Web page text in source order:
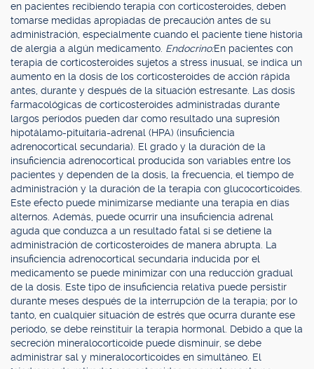
en pacientes recibiendo terapia con corticosteroides, deben
tomarse medidas apropiadas de precaución antes de su
administración, especialmente cuando el paciente tiene historia
de alergia a algún medicamento. Endocrino:En pacientes con
terapia de corticosteroides sujetos a stress inusual, se indica un
aumento en la dosis de los corticosteroides de acción rápida
antes, durante y después de la situación estresante. Las dosis
farmacológicas de corticosteroides administradas durante
largos períodos pueden dar como resultado una supresión
hipotálamo-pituitaria-adrenal (HPA) (insuficiencia
adrenocortical secundaria). El grado y la duración de la
insuficiencia adrenocortical producida son variables entre los
pacientes y dependen de la dosis, la frecuencia, el tiempo de
administración y la duración de la terapia con glucocorticoides.
Este efecto puede minimizarse mediante una terapia en días
alternos. Además, puede ocurrir una insuficiencia adrenal
aguda que conduzca a un resultado fatal si se detiene la
administración de corticosteroides de manera abrupta. La
insuficiencia adrenocortical secundaria inducida por el
medicamento se puede minimizar con una reducción gradual
de la dosis. Este tipo de insuficiencia relativa puede persistir
durante meses después de la interrupción de la terapia; por lo
tanto, en cualquier situación de estrés que ocurra durante ese
período, se debe reinstituir la terapia hormonal. Debido a que la
secreción mineralocorticoide puede disminuir, se debe
administrar sal y mineralocorticoides en simultáneo. El